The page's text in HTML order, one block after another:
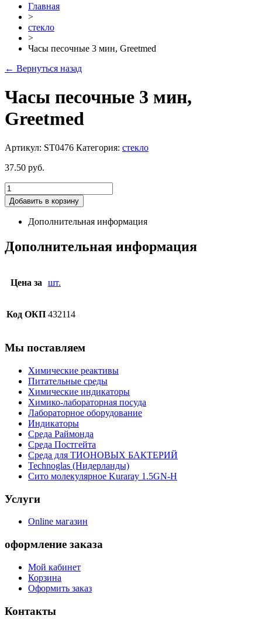
Главная
>
стекло
>
Часы песочные 3 мин, Greetmed
← Вернуться назад
Часы песочные 3 мин,
Greetmed
Артикул: ST0476 Категория: стекло
37.50 руб.
Добавить в корзину
Дополнительная информация
Дополнительная информация
Цена за шт.
Код ОКП 432114
Мы поставляем
Химические реактивы
Питательные среды
Химические индикаторы
Химико-лабораторная посуда
Лабораторное оборудование
Индикаторы
Среда Раймонда
Среда Постгейта
Среда для ТИОНОВЫХ БАКТЕРИЙ
Technoglas (Нидерланды)
Сито молекулярное Kuraray 1.5GN-H
Услуги
Online магазин
оформление заказа
Мой кабинет
Корзина
Оформить заказ
Контакты